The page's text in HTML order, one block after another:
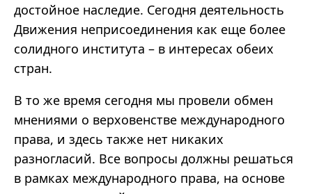
достойное наследие. Сегодня деятельность
Движения неприсоединения как еще более
солидного института – в интересах обеих
стран.
В то же время сегодня мы провели обмен
мнениями о верховенстве международного
права, и здесь также нет никаких
разногласий. Все вопросы должны решаться
в рамках международного права, на основе